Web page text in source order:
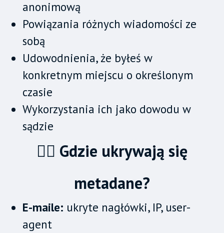
anonimową
Powiązania różnych wiadomości ze
sobą
Udowodnienia, że byłeś w
konkretnym miejscu o określonym
czasie
Wykorzystania ich jako dowodu w
sądzie
🕵️‍♂️ Gdzie ukrywają się
metadane?
E-maile: ukryte nagłówki, IP, user-
agent